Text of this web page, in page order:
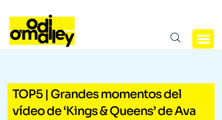
TOP5 | Grandes momentos del
vídeo de ‘Kings & Queens’ de Ava